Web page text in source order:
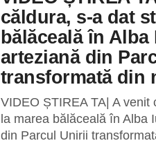
căldura, s-a dat
bălăceală în Alba
arteziană din
transformată din
VIDEO ȘTIREA TA| A venit
la marea bălăceală în Alba
din Parcul Unirii